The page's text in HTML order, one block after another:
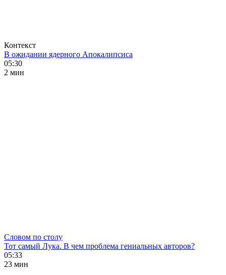
Контекст
В ожидании ядерного Апокалипсиса
05:30
2 мин
Словом по столу
Тот самый Лука. В чем проблема гениальных авторов?
05:33
23 мин